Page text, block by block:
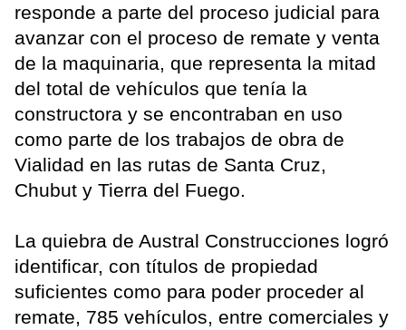
responde a parte del proceso judicial para
avanzar con el proceso de remate y venta
de la maquinaria, que representa la mitad
del total de vehículos que tenía la
constructora y se encontraban en uso
como parte de los trabajos de obra de
Vialidad en las rutas de Santa Cruz,
Chubut y Tierra del Fuego.
La quiebra de Austral Construcciones logró
identificar, con títulos de propiedad
suficientes como para poder proceder al
remate, 785 vehículos, entre comerciales y